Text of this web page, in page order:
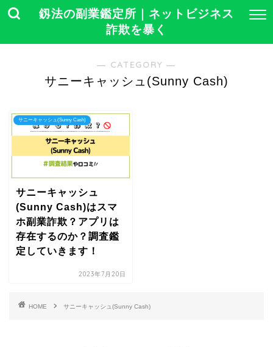
釼法の副業鑑定所｜ネットビジネス
詐欺を暴く
― CATEGORY ―
サニーキャッシュ(Sunny Cash)
サニーキャッシュ(Sunny Cash)
サニーキャッシュ
(Sunny Cash)はスマ
ホ副業詐欺？アプリは
存在するのか？調査鑑
定していきます！
2023年7月20日
HOME サニーキャッシュ(Sunny Cash)